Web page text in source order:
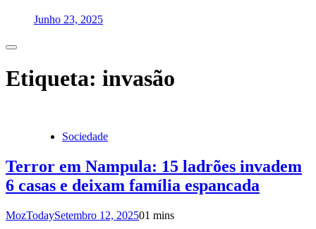
Junho 23, 2025
Etiqueta: invasão
Sociedade
Terror em Nampula: 15 ladrões invadem
6 casas e deixam família espancada
MozTodaySetembro 12, 202501 mins